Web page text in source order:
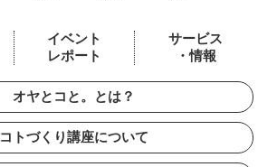
イベント
レポート
サービス
・情報
オヤとコと。とは？
コトづくり講座について